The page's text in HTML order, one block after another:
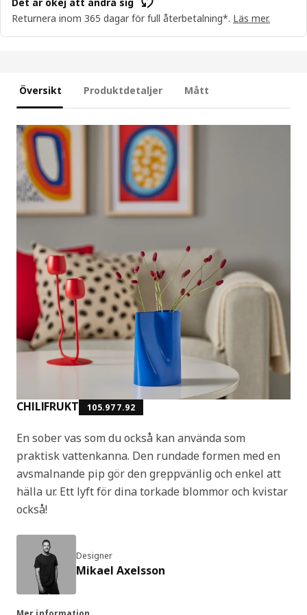
Returnera inom 365 dagar för full återbetalning*. Läs mer.
Översikt Produktdetaljer Mått
CHILIFRUKT 105.977.92
En sober vas som du också kan använda som
praktisk vattenkanna. Den rundade formen med en
avsmalnande pip gör den greppvänlig och enkel att
hälla ur. Ett lyft för dina torkade blommor och kvistar
också!
Designer
Mikael Axelsson